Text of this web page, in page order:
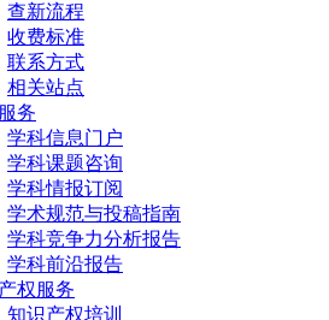
查新流程
收费标准
联系方式
相关站点
务
学科信息门户
学科课题咨询
学科情报订阅
学术规范与投稿指南
学科竞争力分析报告
学科前沿报告
权服务
知识产权培训